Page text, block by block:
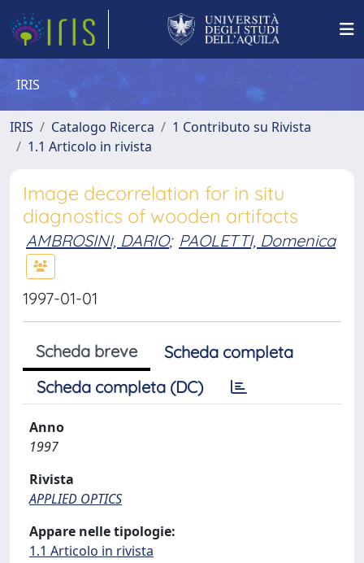
IRIS
IRIS Catalogo Ricerca
1 Contributo su Rivista
1.1 Articolo in rivista
Image decorrelation for in situ
diagnostics of wooden artifacts
AMBROSINI, DARIO; PAOLETTI, Domenica
1997-01-01
Scheda breve
Scheda completa
Scheda completa (DC)
Anno
1997
Rivista
APPLIED OPTICS
Appare nelle tipologie:
1.1 Articolo in rivista